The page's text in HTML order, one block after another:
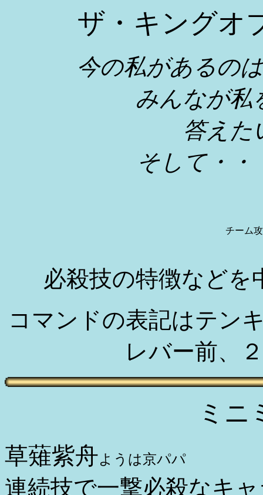
ザ・キングオ
今の私があるの
みんなが私
答えた
そして・・
チーム
必殺技の特徴など
コマンドの表記はテン
レバー前、
ミニ
草薙紫舟ようは京パパ
連続技で一撃必殺なキ